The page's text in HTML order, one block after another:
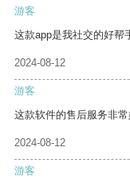
游客
这款app是我社交的好帮
2024-08-12
游客
这款软件的售后服务非
2024-08-12
游客